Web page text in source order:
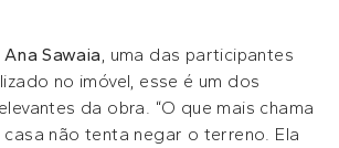
Ana Sawaia, uma das participantes
no imóvel, esse é um dos
da obra. “O que mais chama
não tenta negar o terreno. Ela